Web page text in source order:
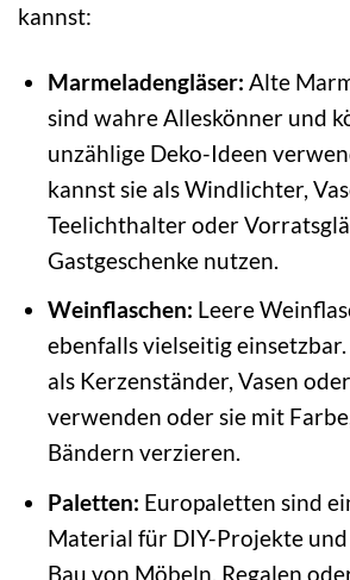
kannst:
Marmeladengläser: Alte
sind wahre Alleskönner und
unzählige Deko-Ideen
kannst sie als Windlichter,
Teelichthalter oder
Gastgeschenke nutzen.
Weinflaschen: Leere
ebenfalls vielseitig
als Kerzenständer, Vasen
verwenden oder sie mit
Bändern verzieren.
Paletten: Europaletten sind
Material für DIY-Projekte
Bau von Möbeln, Regalen